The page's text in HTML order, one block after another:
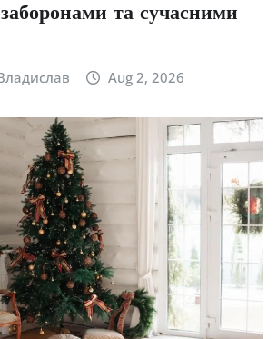
та сучасними
Aug 2, 2026